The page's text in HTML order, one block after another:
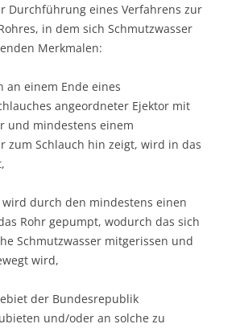
Durchführung eines Verfahrens zur
in dem sich Schmutzwasser
Merkmalen:
an einem Ende eines
angeordneter Ejektor mit
und mindestens einem
zum Schlauch hin zeigt, wird in das
wird durch den mindestens einen
Rohr gepumpt, wodurch das sich
Schmutzwasser mitgerissen und
wird,
der Bundesrepublik
und/oder an solche zu